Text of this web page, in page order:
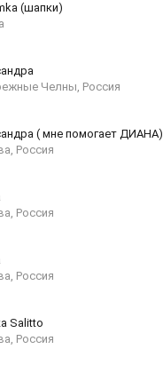
(шапки)
Челны, Россия
( мне помогает ДИАНА)
Россия
Россия
Россия
Sаlittо
Россия